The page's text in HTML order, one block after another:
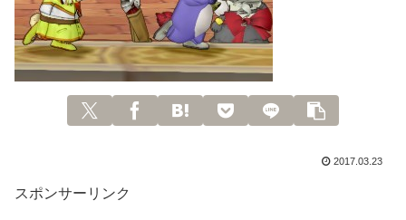
2017.03.23
スポンサーリンク